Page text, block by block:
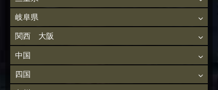
岐阜県
関西 大阪
中国
四国